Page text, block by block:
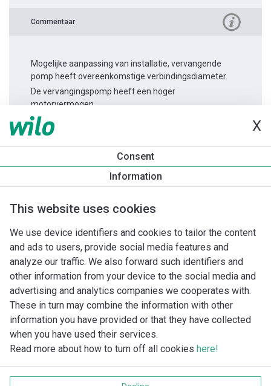
X
Consent
Information
This website uses cookies
We use device identifiers and cookies to tailor the content
and ads to users, provide social media features and
analyze our traffic. We also forward such identifiers and
other information from your device to the social media and
advertising and analytics companies we cooperates with.
These in turn may combine the information with other
information you have provided or that they have collected
when you have used their services.
Read more about how to turn off all cookies here!
Commentaar
Mogelijke aanpassing van installatie, vervangende
pomp heeft overeenkomstige verbindingsdiameter.
De vervangingspomp heeft een hoger
motorvermogen.
Productinformatie
Imprint
Gegevensbescherming